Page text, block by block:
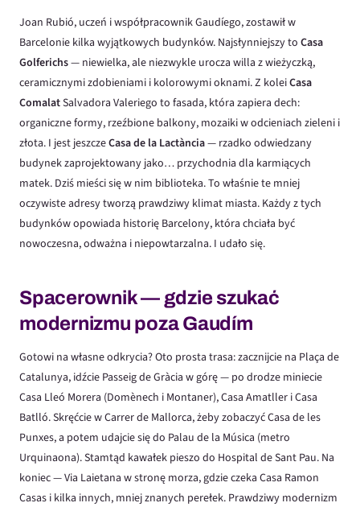
Joan Rubió, uczeń i współpracownik Gaudíego, zostawił w
Barcelonie kilka wyjątkowych budynków. Najsłynniejszy to Casa
Golferichs— niewielka, ale niezwykle urocza willa z wieżyczką,
ceramicznymi zdobieniami i kolorowymi oknami. Z koleiCasa
ComalatSalvadora Valeriego to fasada, która zapiera dech:
organiczne formy, rzeźbione balkony, mozaiki w odcieniach zieleni i
złota. I jest jeszczeCasa de la Lactància— rzadko odwiedzany
budynek zaprojektowany jako… przychodnia dla karmiących
matek. Dziś mieści się w nim biblioteka. To właśnie te mniej
oczywiste adresy tworzą prawdziwy klimat miasta. Każdy z tych
budynków opowiada historię Barcelony, która chciała być
nowoczesna, odważna i niepowtarzalna. I udało się.
Spacerownik — gdzie szukać
modernizmu poza Gaudím
Gotowi na własne odkrycia? Oto prosta trasa: zacznijcie na Plaça de
Catalunya, idźcie Passeig de Gràcia w górę — po drodze miniecie
Casa Lleó Morera (Domènech i Montaner), Casa Amatller i Casa
Batlló. Skręćcie w Carrer de Mallorca, żeby zobaczyć Casa de les
Punxes, a potem udajcie się do Palau de la Música (metro
Urquinaona). Stamtąd kawałek pieszo do Hospital de Sant Pau. Na
koniec — Via Laietana w stronę morza, gdzie czeka Casa Ramon
Casas i kilka innych, mniej znanych perełek. Prawdziwy modernizm